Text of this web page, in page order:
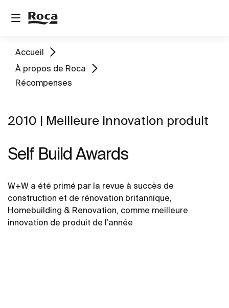
Accueil
À propos de Roca
Récompenses
2010 | Meilleure innovation produit
Self Build Awards
W+W a été primé par la revue à succès de
construction et de rénovation britannique,
Homebuilding & Renovation, comme meilleure
innovation de produit de l’année